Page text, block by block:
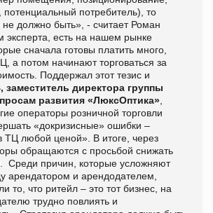
потенциальный потребитель), то
должно быть», - считает Роман
есть на нашем рынке
сначала готовы платить много,
а потом начинают торговаться за
Поддержал этот тезис и
директора группы
развития «ЛюксОптика»
операторы розничной торговли
«докризисные» ошибки –
ТЦ любой ценой». В итоге, через
обращаются с просьбой снижать
Среди причин, которые усложняют
арендатором и арендодателем,
то, что ритейл – это тот бизнес, на
трудно повлиять и